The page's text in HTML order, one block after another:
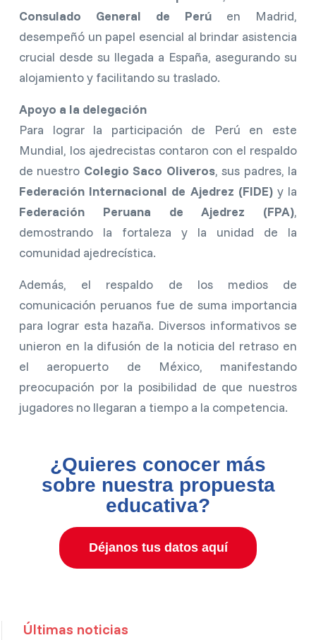
Consulado General de Perú en Madrid,
desempeñó un papel esencial al brindar asistencia
crucial desde su llegada a España, asegurando su
alojamiento y facilitando su traslado.
Apoyo a la delegación
Para lograr la participación de Perú en este
Mundial, los ajedrecistas contaron con el respaldo
de nuestro Colegio Saco Oliveros, sus padres, la
Federación Internacional de Ajedrez (FIDE)y la
Federación Peruana de Ajedrez (FPA),
demostrando la fortaleza y la unidad de la
comunidad ajedrecística.
Además, el respaldo de los medios de
comunicación peruanos fue de suma importancia
para lograr esta hazaña. Diversos informativos se
unieron en la difusión de la noticia del retraso en
el aeropuerto de México, manifestando
preocupación por la posibilidad de que nuestros
jugadores no llegaran a tiempo a la competencia.
¿Quieres conocer más
sobre nuestra propuesta
educativa?
Déjanos tus datos aquí
Últimas noticias